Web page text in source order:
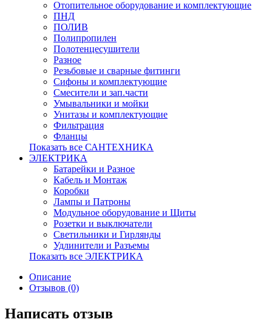
Отопительное оборудование и комплектующие
ПНД
ПОЛИВ
Полипропилен
Полотенцесушители
Разное
Резьбовые и сварные фитинги
Сифоны и комплектующие
Смесители и зап.части
Умывальники и мойки
Унитазы и комплектующие
Фильтрация
Фланцы
Показать все САНТЕХНИКА
ЭЛЕКТРИКА
Батарейки и Разное
Кабель и Монтаж
Коробки
Лампы и Патроны
Модульное оборудование и Щиты
Розетки и выключатели
Светильники и Гирлянды
Удлинители и Разъемы
Показать все ЭЛЕКТРИКА
Описание
Отзывов (0)
Написать отзыв